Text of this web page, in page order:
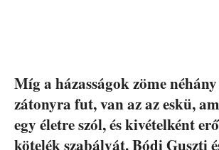
Míg a házasságok zöme
zátonyra fut, van az az eskü,
egy életre szól, és kivételként
kötelék szabályát. Bódi Guszti